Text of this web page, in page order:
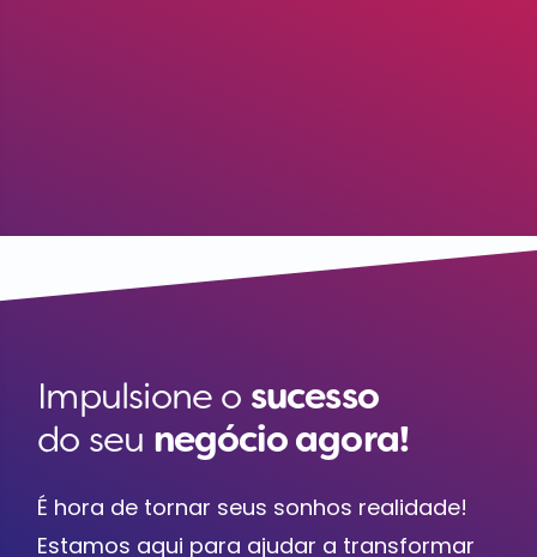
Impulsione o sucesso
do seu negócio agora!
É hora de tornar seus sonhos realidade!
Estamos aqui para ajudar a transformar